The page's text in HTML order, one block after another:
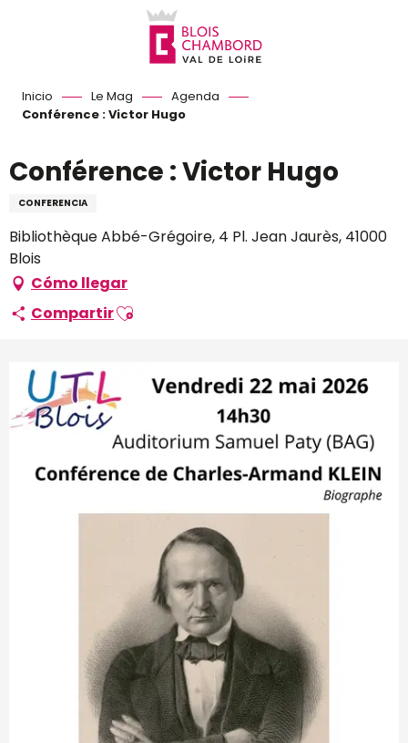
Inicio Le Mag
Agenda
Conférence : Victor Hugo
Conférence : Victor Hugo
CONFERENCIA
Bibliothèque Abbé-Grégoire, 4 Pl. Jean Jaurès, 41000
Blois
Cómo llegar
CompartirAjouter aux favoris